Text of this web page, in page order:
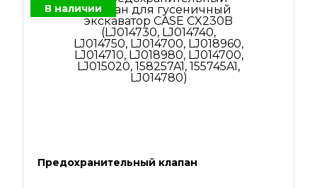
В наличии
Предохранительный клапан